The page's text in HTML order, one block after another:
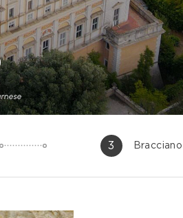
3 Bracciano